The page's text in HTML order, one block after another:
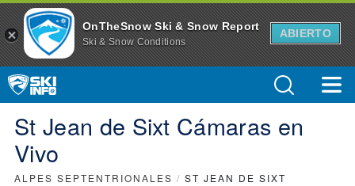
OnTheSnow Ski & Snow Report
Ski & Snow Conditions
ABIERTO
St Jean de Sixt Cámaras en
Vivo
ALPES SEPTENTRIONALES / ST JEAN DE SIXT